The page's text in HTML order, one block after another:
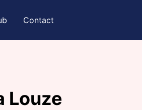
Contact
Louze